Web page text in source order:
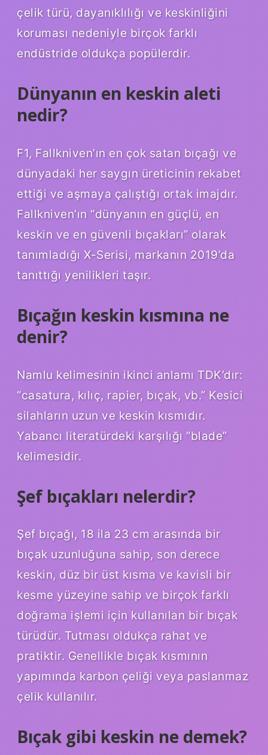
çelik türü, dayanıklılığı ve keskinliğini
koruması nedeniyle birçok farklı
endüstride oldukça popülerdir.
Dünyanın en keskin aleti
nedir?
F1, Fallkniven’ın en çok satan bıçağı ve
dünyadaki her saygın üreticinin rekabet
ettiği ve aşmaya çalıştığı ortak imajdır.
Fallkniven’ın “dünyanın en güçlü, en
keskin ve en güvenli bıçakları” olarak
tanımladığı X-Serisi, markanın 2019’da
tanıttığı yenilikleri taşır.
Bıçağın keskin kısmına ne
denir?
Namlu kelimesinin ikinci anlamı TDK’dır:
“casatura, kılıç, rapier, bıçak, vb.” Kesici
silahların uzun ve keskin kısmıdır.
Yabancı literatürdeki karşılığı “blade”
kelimesidir.
Şef bıçakları nelerdir?
Şef bıçağı, 18 ila 23 cm arasında bir
bıçak uzunluğuna sahip, son derece
keskin, düz bir üst kısma ve kavisli bir
kesme yüzeyine sahip ve birçok farklı
doğrama işlemi için kullanılan bir bıçak
türüdür. Tutması oldukça rahat ve
pratiktir. Genellikle bıçak kısmının
yapımında karbon çeliği veya paslanmaz
çelik kullanılır.
Bıçak gibi keskin ne demek?